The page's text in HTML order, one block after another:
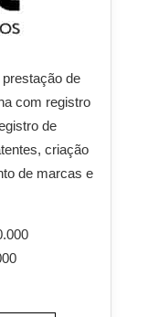
de
com registro
de
criação
de marcas e